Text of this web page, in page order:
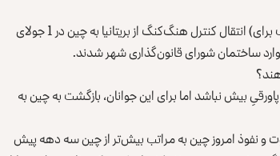
در 1 جولای، تظاهرات دیگری این بار برای یادبود (و در اصل اظهار تاسف برای) انتقال کنترل هنگ‌کنگ از بریتانیا به چین در 1 جولای
بیش نباشد اما برای این جوانان، بازگشت به چین به
و نفوذ امروز چین به مراتب بیش‌تر از چین سه دهه پیش